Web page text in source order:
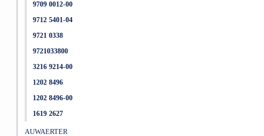
9709 0012-00
9712 5401-04
9721 0338
9721033800
3216 9214-00
1202 8496
1202 8496-00
1619 2627
AUWAERTER